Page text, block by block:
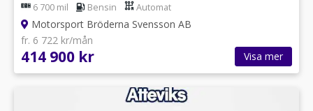
6 700 mil Bensin Automat
Motorsport Bröderna Svensson AB
fr. 6 722 kr/mån
414 900 kr Visa mer